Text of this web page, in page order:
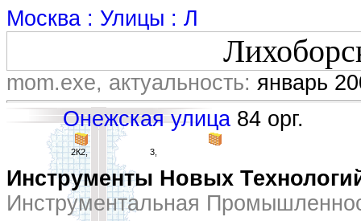
Москва : Улицы : Л
mom.exe, актуальность: январь
Онежская улица 84 орг.
2К2, 3,
Инструменты Новых
Инструментальная